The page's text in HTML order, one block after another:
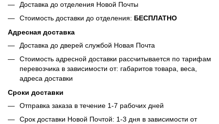
Доставка до отделения Новой Почты
Стоимость доставки до отделения: БЕСПЛАТНО
Адресная доставка
Доставка до дверей службой Новая Почта
Стоимость адресной доставки рассчитывается по тарифам
перевозчика в зависимости от: габаритов товара, весa,
адреса доставки
Сроки доставки
Отправка заказа в течение 1-7 рабочих дней
Срок доставки Новой Почтой: 1-3 дня в зависимости от